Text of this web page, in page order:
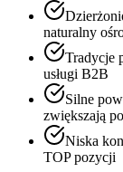
naturalny
Tradycje
usługi B2B
Silne
zwiększają
Niska
TOP pozycji